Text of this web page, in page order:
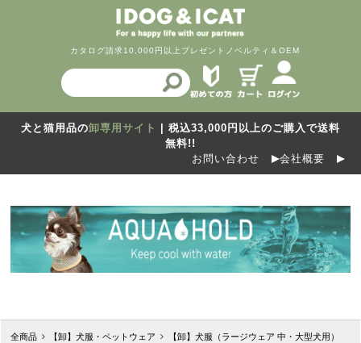
カタログ請求10,000円以上プレゼント ノベルティ＆OEM
犬と猫用品の卸専用サイト
| 税込33,000円以上のご購入で送料
無料!!
お問い合わせ
会社概要
全商品 【卸】犬服・ペットウェア 【卸】犬服（ラージウェア 中・大型犬用）